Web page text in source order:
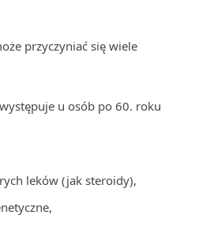
przyczyniać się wiele
u osób po 60. roku
leków (jak steroidy),